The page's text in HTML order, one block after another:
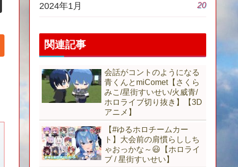
2024年1月 20
関連記事
会話がコントのようになる
青くんとmiComet【さくら
みこ/星街すいせい/火威青/
ホロライブ切り抜き】【3D
アニメ】
【#ゆるホロチームカー
ト】大会前の肩慣らししち
ゃおっかな～😃【ホロライ
ブ / 星街すいせい】